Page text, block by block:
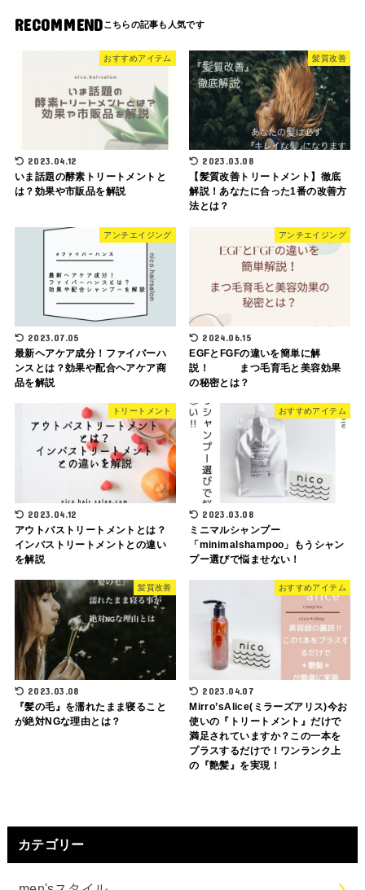
RECOMMEND
おすすめアイテム
2023.04.12
いま話題の酵素トリートメントと
は？効果や市販品を解説
髪質改善
2023.03.08
【髪質改善トリートメント】徹底
解説！あなたに合った1番の改善方
法とは？
アンチエイジング
2023.07.05
最新ヘアケア成分！ファイバーハ
ンスとは？効果や配合ヘアケア商
品を解説
アンチエイジング
2024.06.15
EGFとFGFの違いを簡単に解
説！ まつ毛育毛と美容効果
の秘密とは？
トリートメント
2023.04.12
アウトバストリートメントとは？
インバストリートメントとの違い
を解説
おすすめアイテム
2023.03.08
ミニマルシャンプー
「minimalshampoo」もうシャン
プー選びで悩ませない！
髪質改善
2023.03.08
『髪の毛』を濡れたまま寝ること
が絶対NGな理由とは？
おすすめアイテム
2023.04.07
Mirro’sAlice(ミラーズアリス)今お
使いの『トリートメント』だけで
満足されていますか？この一本を
プラスするだけで！ワンランク上
の『艶髪』を実現！
カテゴリー